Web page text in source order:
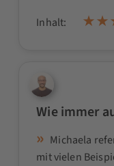
Inhalt:
Wie immer
Michaela
mit vielen